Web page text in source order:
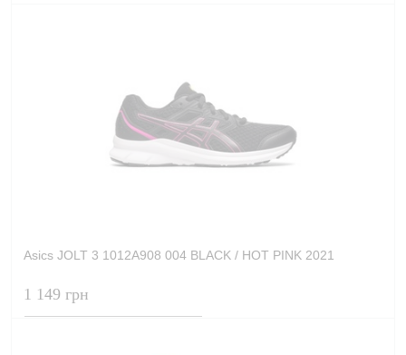
Asics JOLT 3 1012A908 004 BLACK / HOT PINK 2021
1 149 грн